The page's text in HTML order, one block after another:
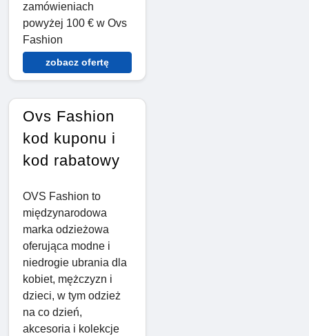
zamówieniach
powyżej 100 € w Ovs
Fashion
zobacz ofertę
Ovs Fashion
kod kuponu i
kod rabatowy
OVS Fashion to
międzynarodowa
marka odzieżowa
oferująca modne i
niedrogie ubrania dla
kobiet, mężczyzn i
dzieci, w tym odzież
na co dzień,
akcesoria i kolekcje